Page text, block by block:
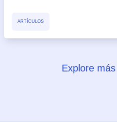
ARTÍCULOS
Explore